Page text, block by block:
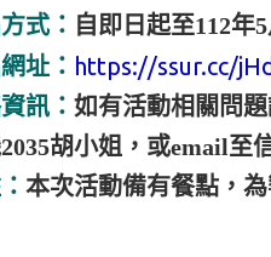
式： 自即日起至112年
址： https://ssur.cc/
訊： 如有活動相關問
胡小姐，或email至
本次活動備有餐點，